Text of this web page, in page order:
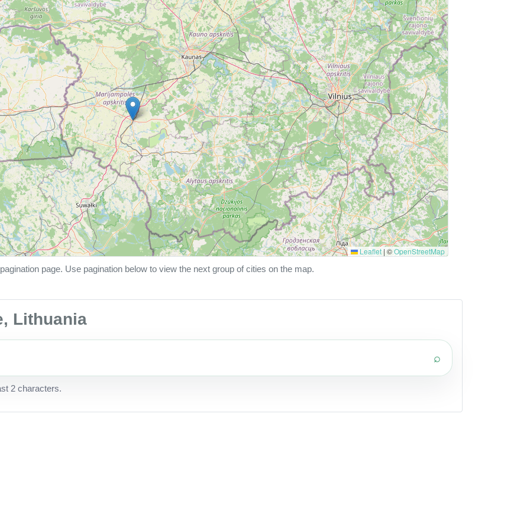
Leaflet | ©OpenStreetMap
page. Use pagination below to view the next group of cities on the map.
Lithuania
⌕
2 characters.